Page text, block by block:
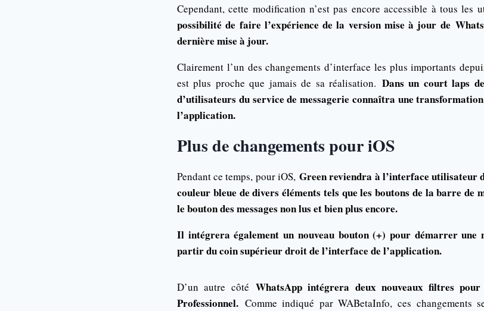
Cependant, cette modification n’est pas encore accessible à tous les
possibilité de faire l’expérience de la version mise à jour de
dernière mise à jour.
Clairement l’un des changements d’interface les plus importants
est plus proche que jamais de sa réalisation. Dans un court laps
d’utilisateurs du service de messagerie connaîtra une
l’application.
Plus de changements pour iOS
Pendant ce temps, pour iOS,Green reviendra à l’interface utilisateur
couleur bleue de divers éléments tels que les boutons de la barre de
le bouton des messages non lus et bien plus encore.
Il intégrera également un nouveau bouton (+) pour démarrer une
partir du coin supérieur droit de l’interface de l’application.
D’un autre côté WhatsAppintégrera deux nouveaux filtres pour
Professionnel. Comme indiqué par WABetaInfo, ces changements